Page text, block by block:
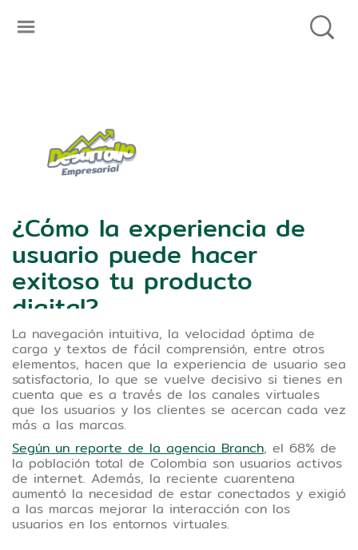
¿Cómo la experiencia de
usuario puede hacer
exitoso tu producto
digital?
Si quieres ofrecer una experiencia de
calidad debes cuidar todos los
detalles de tu página, servicio o
aplicación, desde el diseño hasta las
funcionalidades.
Tipo de contenido:Lectura
La navegación intuitiva, la velocidad óptima de
carga y textos de fácil comprensión, entre otros
elementos, hacen que la experiencia de usuario sea
satisfactoria, lo que se vuelve decisivo si tienes en
cuenta que es a través de los canales virtuales
que los usuarios y los clientes se acercan cada vez
más a las marcas.
Según un reporte de la agencia Branch, el 68% de
la población total de Colombia son usuarios activos
de internet. Además, la reciente cuarentena
aumentó la necesidad de estar conectados y exigió
a las marcas mejorar la interacción con los
usuarios en los entornos virtuales.